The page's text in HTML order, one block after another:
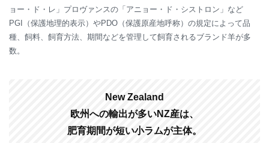
ョー・ド・レ」プロヴァンスの「アニョー・ド・シストロン」など
PGI（保護地理的表示）やPDO（保護原産地呼称）の規定によって品
種、飼料、飼育方法、期間などを管理して飼育されるブランド羊が多
数。
New Zealand
欧州への輸出が多いNZ産は、
肥育期間が短い小ラムが主体。